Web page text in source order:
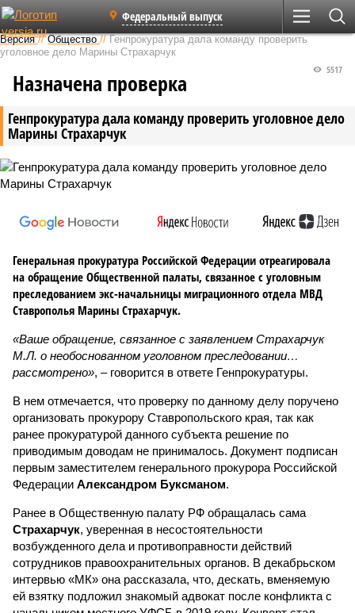
Федеральный выпуск
Версия //Общество //Генпрокуратура дала команду проверить
уголовное дело Марины Страхарчук
Генпрокуратура дала команду проверить уголовное дело
Марины Страхарчук
5517
Назначена проверка
Генеральная прокуратура Российской Федерации отреагировала
на обращение Общественной палаты, связанное с уголовным
преследованием экс-начальницы миграционного отдела МВД
Ставрополья Марины Страхарчук.
«Ваше обращение, связанное с заявлением Страхарчук
М.Л. о необоснованном уголовном преследовании…
рассмотрено», – говорится в ответе Генпрокуратуры.
В нем отмечается, что проверку по данному делу поручено
организовать прокурору Ставропольского края, так как
ранее прокуратурой данного субъекта решение по
приводимым доводам не принималось. Документ подписан
первым заместителем генерального прокурора Российской
Федерации Александром Буксманом.
Ранее в Общественную палату РФ обращалась сама
Страхарчук, уверенная в несостоятельности
возбужденного дела и противоправности действий
сотрудников правоохранительных органов. В декабрьском
интервью «МК» она рассказала, что, дескать, вменяемую
ей взятку подложил знакомый адвокат после конфликта с